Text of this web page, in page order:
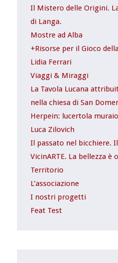
Il Mistero delle Origini.
di Langa.
Mostre ad Alba
+Risorse per il Gioco
Lidia Ferrari
Viaggi & Miraggi
La Tavola Lucana
nella chiesa di San
Herpein: lucertola
Luca Zilovich
Il passato nel bicchiere.
VicinARTE. La bellezza è
Territorio
L’associazione
I nostri progetti
Feat Test